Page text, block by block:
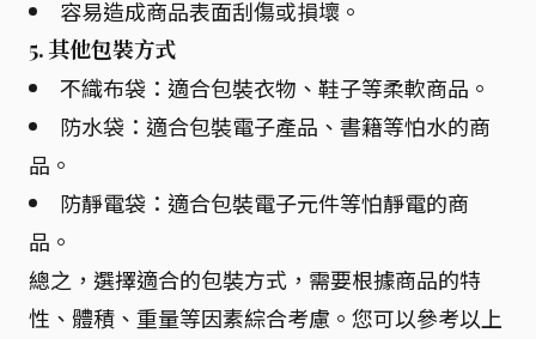
容易造成商品表面刮傷或損壞。
5. 其他包裝方式
不織布袋：適合包裝衣物、鞋子等柔軟商品。
防水袋：適合包裝電子產品、書籍等怕水的商
品。
防靜電袋：適合包裝電子元件等怕靜電的商
品。
總之，選擇適合的包裝方式，需要根據商品的特
性、體積、重量等因素綜合考慮。您可以參考以上